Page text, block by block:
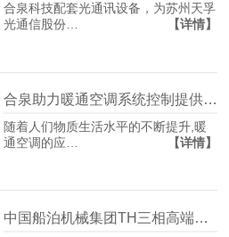
合泉科技配套光通讯设备，为苏州天孚
光通信股份…
【详情】
合泉助力暖通空调系统控制提供节能控制方案
随着人们物质生活水平的不断提升,暖
通空调的应…
【详情】
中国船泊机械集团TH三相高端电力调整器项目